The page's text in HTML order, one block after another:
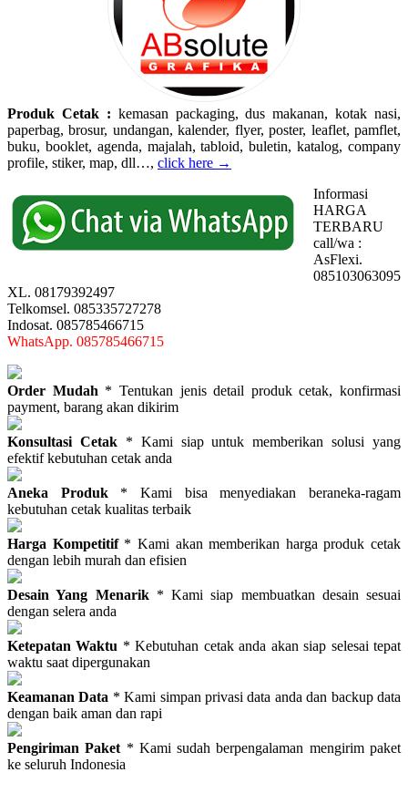
Produk Cetak : kemasan packaging, dus makanan, kotak nasi,
paperbag, brosur, undangan, kalender, flyer, poster, leaflet, pamflet,
buku, booklet, agenda, majalah, tabloid, buletin, katalog, company
profile, stiker, map, dll…, click here →
Informasi
HARGA
TERBARU
call/wa :
AsFlexi.
085103063095
XL. 08179392497
Telkomsel. 085335727278
Indosat. 085785466715
WhatsApp. 085785466715
Order Mudah * Tentukan jenis detail produk cetak, konfirmasi
payment, barang akan dikirim
Konsultasi Cetak* Kami siap untuk memberikan solusi yang
efektif kebutuhan cetak anda
Aneka Produk * Kami bisa menyediakan beraneka-ragam
kebutuhan cetak kualitas terbaik
Harga Kompetitif* Kami akan memberikan harga produk cetak
dengan lebih murah dan efisien
Desain Yang Menarik* Kami siap membuatkan desain sesuai
dengan selera anda
Ketepatan Waktu * Kebutuhan cetak anda akan siap selesai tepat
waktu saat dipergunakan
Keamanan Data * Kami simpan privasi data anda dan backup data
dengan baik aman dan rapi
Pengiriman Paket * Kami sudah berpengalaman mengirim paket
ke seluruh Indonesia